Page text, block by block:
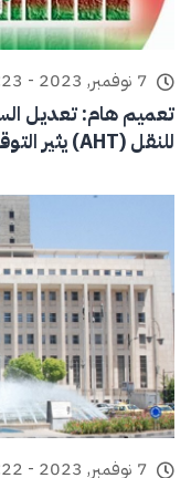
7 نوفمبر, 2023 - 02:23 م
تعميم هام: تعديل
للنقل (AHT) يثير التوقعات الجديدة!
7 نوفمبر, 2023 - 01:22 م